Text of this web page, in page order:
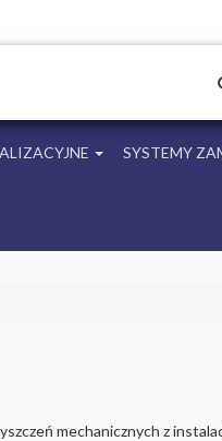
SYSTEMY
mechanicznych z